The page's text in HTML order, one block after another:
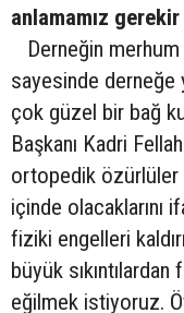
anlamamız gerekir
Derneğin merhum
sayesinde derneğe
çok güzel bir bağ
Başkanı Kadri
ortopedik özürlüler
içinde olacaklarını
fiziki engelleri
büyük
eğilmek istiyoruz.